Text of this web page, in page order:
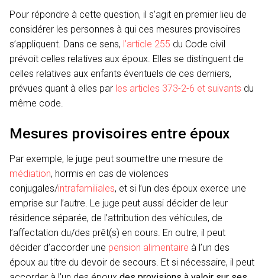
Pour répondre à cette question, il s’agit en premier lieu de
considérer les personnes à qui ces mesures provisoires
s’appliquent. Dans ce sens, l’article 255 du Code civil
prévoit celles relatives aux époux. Elles se distinguent de
celles relatives aux enfants éventuels de ces derniers,
prévues quant à elles par les articles 373-2-6 et suivants du
même code.
Mesures provisoires entre époux
Par exemple, le juge peut soumettre une mesure de
médiation, hormis en cas de violences
conjugales/intrafamiliales, et si l’un des époux exerce une
emprise sur l’autre. Le juge peut aussi décider de leur
résidence séparée, de l’attribution des véhicules, de
l’affectation du/des prêt(s) en cours. En outre, il peut
décider d’accorder une pension alimentaire à l’un des
époux au titre du devoir de secours. Et si nécessaire, il peut